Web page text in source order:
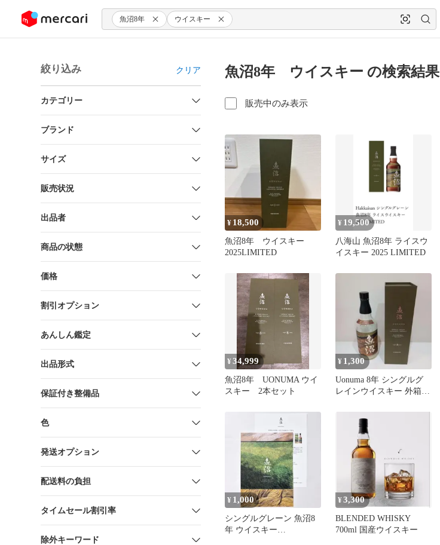
ツにスキップ 魚沼8年 ウイスキー
絞り込み クリア
カテゴリー
ブランド
サイズ
販売状況
出品者
商品の状態
価格
割引オプション
あんしん鑑定
出品形式
保証付き整備品
色
発送オプション
配送料の負担
タイムセール割引率
除外キーワード
魚沼8年 ウイスキー の検索結果
販売中のみ表示
¥ 18,500
魚沼8年 ウイスキー
2025LIMITED
¥ 19,500
八海山 魚沼8年 ライスウ
イスキー 2025 LIMITED
¥34,999
魚沼8年 UONUMA ウイ
スキー 2本セット
¥ 1,300
Uonuma 8年 シングルグ
レインウイスキー 外箱と
¥ 1,000
シングルグレーン 魚沼8
年 ウイスキー
¥3,300
BLENDED WHISKY
700ml 国産ウイスキー